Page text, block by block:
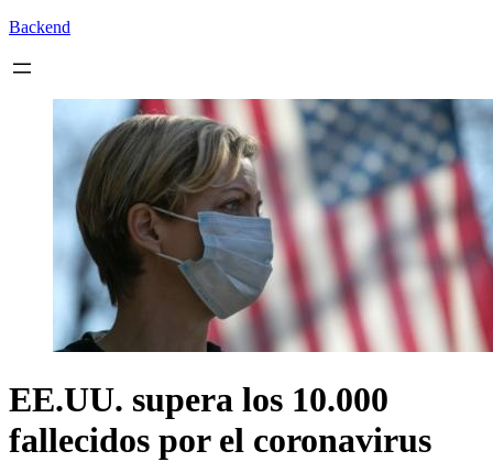
Backend
EE.UU. supera los 10.000
fallecidos por el coronavirus